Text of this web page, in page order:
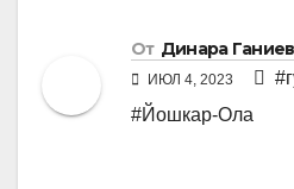
От Динара
ИЮЛ 4, 2023
#Йошкар-Ола